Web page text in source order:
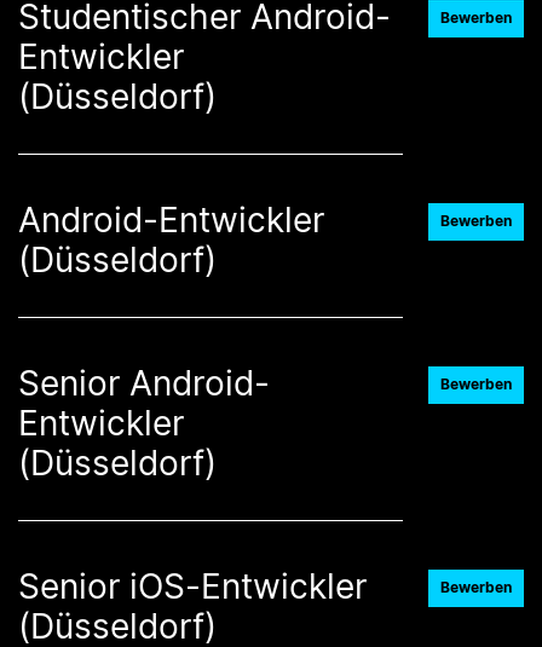
Studentischer Android-
Entwickler
(Düsseldorf)
Bewerben
Android-Entwickler
(Düsseldorf)
Bewerben
Senior Android-
Entwickler
(Düsseldorf)
Bewerben
Senior iOS-Entwickler
(Düsseldorf)
Bewerben